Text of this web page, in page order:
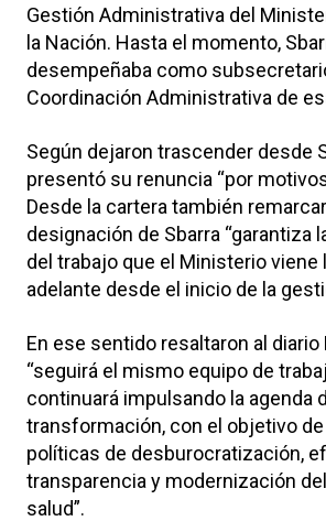
Gestión Administrativa del
la Nación. Hasta el momento,
desempeñaba como
Coordinación Administrativa de
Según dejaron trascender desde
presentó su renuncia “por
Desde la cartera también
designación de Sbarra “garantiza
del trabajo que el Ministerio viene
adelante desde el inicio de la
En ese sentido resaltaron al diario
“seguirá el mismo equipo de
continuará impulsando la agenda
transformación, con el objetivo
políticas de desburocratización,
transparencia y modernización
salud”.